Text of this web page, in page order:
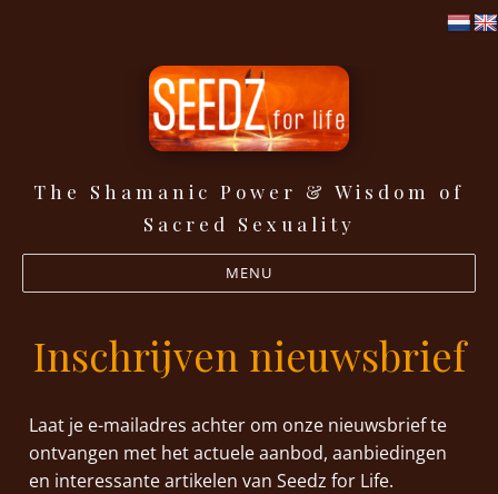
Seedz for life
The Shamanic Power & Wisdom of
Sacred Sexuality
MENU
Inschrijven nieuwsbrief
Laat je e-mailadres achter om onze nieuwsbrief te
ontvangen met het actuele aanbod, aanbiedingen
en interessante artikelen van Seedz for Life.